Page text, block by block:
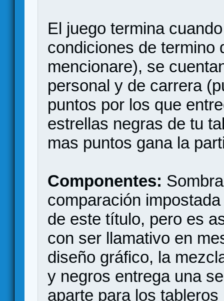
El juego termina
condiciones de termino
mencionare), se
personal y de carrera
puntos por los que
estrellas negras de tu
mas puntos gana la
Componentes:
comparación
de este título, pero es
con ser llamativo en
diseño gráfico, la
y negros entrega una
aparte para los